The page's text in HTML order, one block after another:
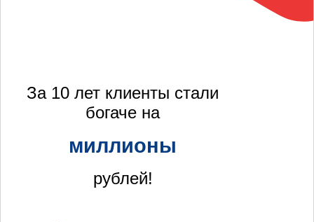
За 10 лет клиенты стали
богаче на
миллионы
рублей!